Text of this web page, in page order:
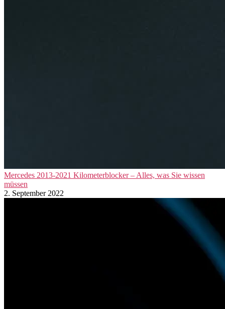
Mercedes 2013-2021 Kilometerblocker – Alles, was Sie wissen
müssen
2. September 2022